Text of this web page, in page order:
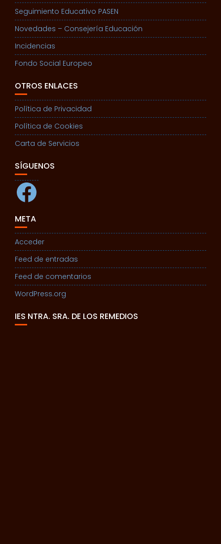
Seguimiento Educativo PASEN
Novedades – Consejería Educación
Incidencias
Fondo Social Europeo
OTROS ENLACES
Política de Privacidad
Política de Cookies
Carta de Servicios
SÍGUENOS
Facebook
META
Acceder
Feed de entradas
Feed de comentarios
WordPress.org
IES NTRA. SRA. DE LOS REMEDIOS